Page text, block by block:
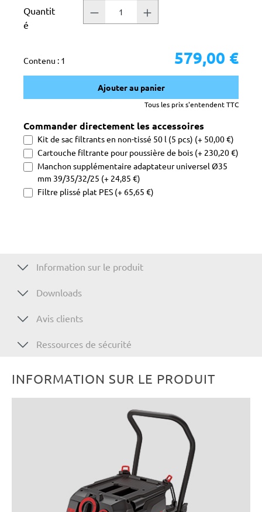
Quantit
é
Contenu : 1 579,00 €
Ajouter au panier
Tous les prix s'entendent TTC
Commander directement les accessoires
Kit de sac filtrants en non-tissé 50 l (5 pcs) (+ 50,00 €)
Cartouche filtrante pour poussière de bois (+ 230,20 €)
Manchon supplémentaire adaptateur universel Ø35
mm 39/35/32/25 (+ 24,85 €)
Filtre plissé plat PES (+ 65,65 €)
Information sur le produit
Downloads
Avis clients
Ressources de sécurité
INFORMATION SUR LE PRODUIT